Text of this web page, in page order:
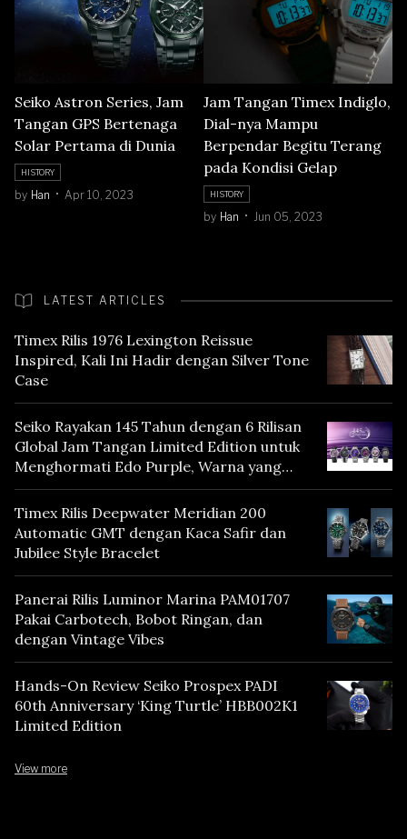
Seiko Astron Series, Jam
Tangan GPS Bertenaga
Solar Pertama di Dunia
HISTORY
by Han Apr 10, 2023
Jam Tangan Timex Indiglo,
Dial-nya Mampu
Berpendar Begitu Terang
pada Kondisi Gelap
HISTORY
by Han Jun 05, 2023
LATEST ARTICLES
Timex Rilis 1976 Lexington Reissue
Inspired, Kali Ini Hadir dengan Silver Tone
Case
Seiko Rayakan 145 Tahun dengan 6 Rilisan
Global Jam Tangan Limited Edition untuk
Menghormati Edo Purple, Warna yang
Mencerminkan Warisan Tokyo
Timex Rilis Deepwater Meridian 200
Automatic GMT dengan Kaca Safir dan
Jubilee Style Bracelet
Panerai Rilis Luminor Marina PAM01707
Pakai Carbotech, Bobot Ringan, dan
dengan Vintage Vibes
Hands-On Review Seiko Prospex PADI
60th Anniversary ‘King Turtle’ HBB002K1
Limited Edition
View more